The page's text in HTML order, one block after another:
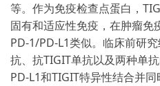
等。作为免疫检查点蛋白，
固有和适应性免疫，在肿瘤免
PD-1/PD-L1类似。临床前研
抗、抗TIGIT单抗以及两种单
PD-L1和TIGIT特异性结合并同